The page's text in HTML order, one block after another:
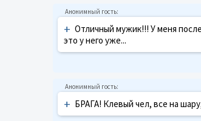
+ Отличный мужик!!! У меня
это у него уже...
+ БРАГА! Клевый чел, все на